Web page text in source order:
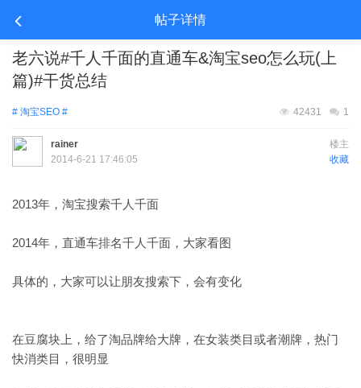
帖子详情
老六说#千人千面的直通车&淘宝seo怎么玩(上
篇)#干货总结
# 淘宝SEO # 1
42431
楼主
rainer
收藏
2014-6-21 17:46:05
2013年，淘宝搜索千人千面
2014年，直通车排名千人千面，大家看图
具体的，大家可以让朋友搜索下，会有变化
在豆腐块上，给了淘品牌给大牌，在女装类目或者潮牌，热门
快消类目，很明显